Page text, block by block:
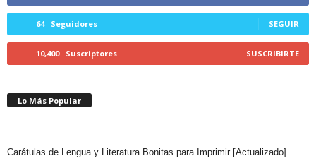
64 Seguidores SEGUIR
10,400 Suscriptores SUSCRIBIRTE
Lo Más Popular
Carátulas de Lengua y Literatura Bonitas para Imprimir [Actualizado]